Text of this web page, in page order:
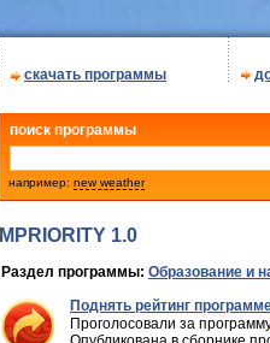
скачать программы
поиск программы
например: new weather
MPRIORITY 1.0
Раздел программы: Образование и
Поднять рейтинг
Проголосовали за